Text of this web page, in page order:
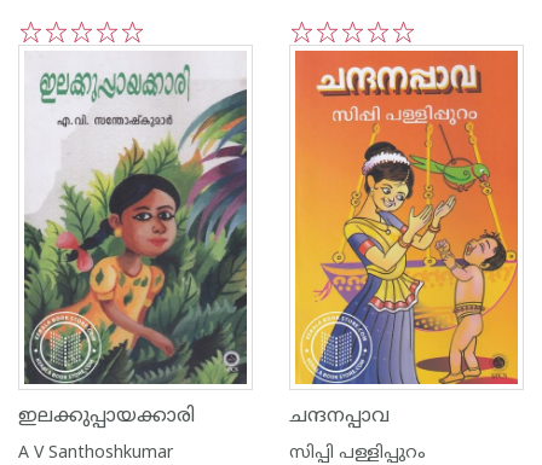
5
4
3
2
1 5
4
3
2
1
ഇലക്കുപ്പായക്കാരി
A V Santhoshkumar
ചന്ദനപ്പാവ
സിപ്പി പള്ളിപ്പുറം